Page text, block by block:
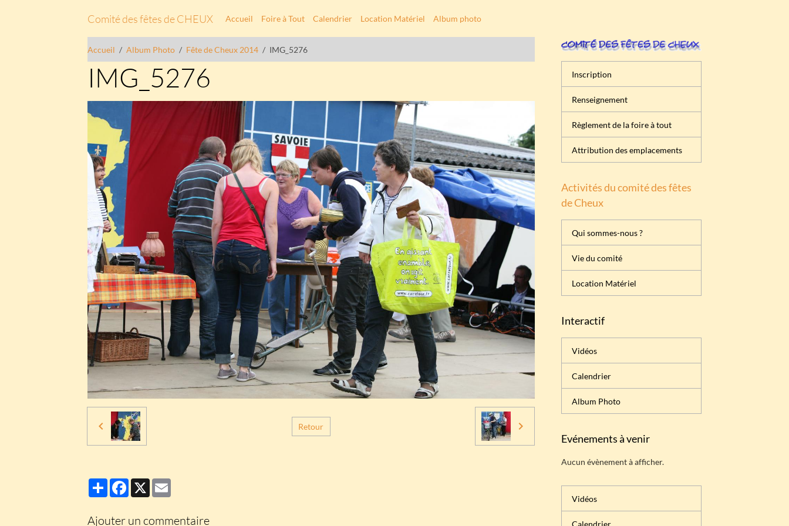
Comité des fêtes de CHEUX Accueil Foire à Tout Calendrier Location Matériel Album photo
Accueil Album Photo Fête de Cheux 2014 IMG_5276
IMG_5276
Retour
PartagerFacebook
X
Ajouter un commentaire
Inscription
Renseignement
Règlement de la foire à tout
Attribution des emplacements
Activités du comité des fêtes
de Cheux
Qui sommes-nous ?
Vie du comité
Location Matériel
Interactif
Vidéos
Calendrier
Album Photo
Evénements à venir
Aucun évènement à afficher.
Vidéos
Calendrier